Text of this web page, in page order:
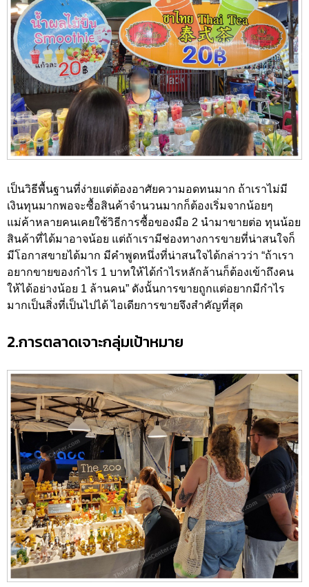
เป็นวิธีพื้นฐานที่ง่ายแต่ต้องอาศัยความอดทนมาก ถ้าเราไม่มี
เงินทุนมากพอจะซื้อสินค้าจำนวนมากก็ต้องเริ่มจากน้อยๆ
แม่ค้าหลายคนเคยใช้วิธีการซื้อของมือ 2 นำมาขายต่อ ทุนน้อย
สินค้าที่ได้มาอาจน้อย แต่ถ้าเรามีช่องทางการขายที่น่าสนใจก็
มีโอกาสขายได้มาก มีคำพูดหนึ่งที่น่าสนใจได้กล่าวว่า “ถ้าเรา
อยากขายของกำไร 1 บาทให้ได้กำไรหลักล้านก็ต้องเข้าถึงคน
ให้ได้อย่างน้อย 1 ล้านคน” ดังนั้นการขายถูกแต่อยากมีกำไร
มากเป็นสิ่งที่เป็นไปได้ ไอเดียการขายจึงสำคัญที่สุด
2.การตลาดเจาะกลุ่มเป้าหมาย